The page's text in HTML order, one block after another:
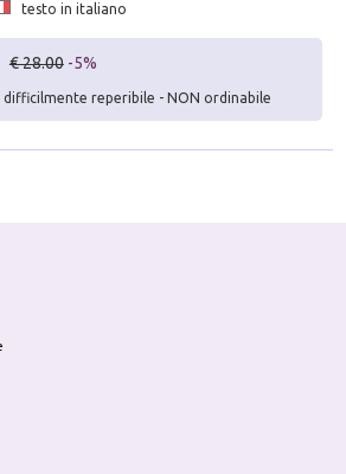
testo in italiano
€ 28.00 -5%
difficilmente reperibile - NON ordinabile